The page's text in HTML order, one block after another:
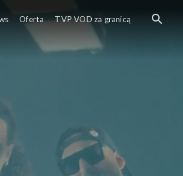
Oferta TVP VOD za granicą